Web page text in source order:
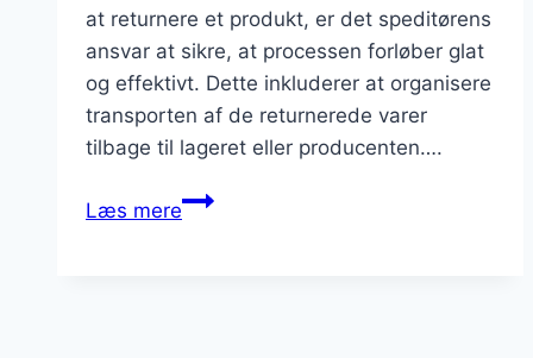
at returnere et produkt, er det speditørens
ansvar at sikre, at processen forløber glat
og effektivt. Dette inkluderer at organisere
transporten af de returnerede varer
tilbage til lageret eller producenten….
Læs mereSpeditørens